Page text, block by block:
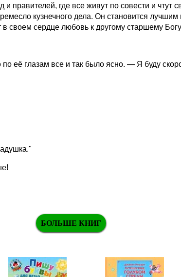
и правителей, где все живут по совести и
кузнечного дела. Он становится
своем сердце любовь к другому старшему
её глазам все и так было ясно. — Я буду
БОЛЬШЕ КНИГ